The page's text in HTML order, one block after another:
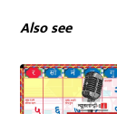
Also see